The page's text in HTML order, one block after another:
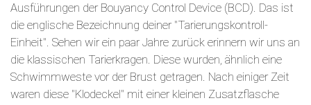
Ausführungen der Bouyancy Control Device (BCD). Das ist
die englische Bezeichnung deiner "Tarierungskontroll-
Einheit". Sehen wir ein paar Jahre zurück erinnern wir uns an
die klassischen Tarierkragen. Diese wurden, ähnlich eine
Schwimmweste vor der Brust getragen. Nach einiger Zeit
waren diese "Klodeckel" mit einer kleinen Zusatzflasche